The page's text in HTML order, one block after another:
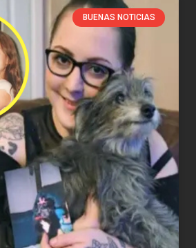
BUENAS NOTICIAS